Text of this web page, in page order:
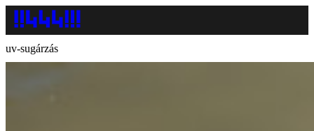
uv-sugárzás